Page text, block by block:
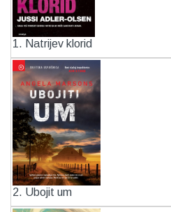
1. Natrijev klorid
2. Ubojit um